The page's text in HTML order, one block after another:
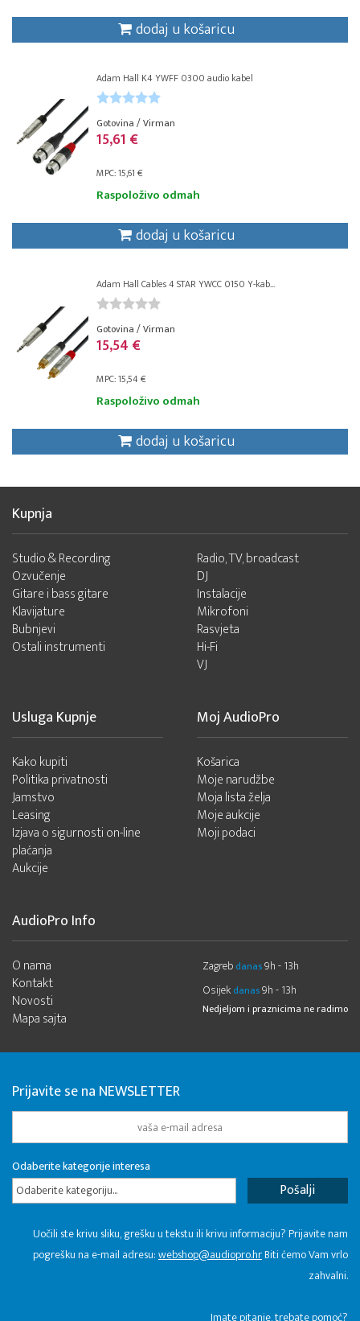
dodaj u košaricu
Adam Hall K4 YWFF 0300 audio kabel
Gotovina / Virman
15,61 €
MPC: 15,61 €
Raspoloživo odmah
dodaj u košaricu
Adam Hall Cables 4 STAR YWCC 0150 Y-kab...
Gotovina / Virman
15,54 €
MPC: 15,54 €
Raspoloživo odmah
dodaj u košaricu
Kupnja
Studio & Recording
Ozvučenje
Gitare i bass gitare
Klavijature
Bubnjevi
Ostali instrumenti
Radio, TV, broadcast
DJ
Instalacije
Mikrofoni
Rasvjeta
Hi-Fi
VJ
Usluga Kupnje
Kako kupiti
Politika privatnosti
Jamstvo
Leasing
Izjava o sigurnosti on-line
plaćanja
Aukcije
Moj AudioPro
Košarica
Moje narudžbe
Moja lista želja
Moje aukcije
Moji podaci
AudioPro Info
O nama
Kontakt
Novosti
Mapa sajta
Zagreb danas9h - 13h
Osijek danas9h - 13h
Nedjeljom i praznicima ne radimo
Prijavite se na NEWSLETTER
Odaberite kategorije interesa
Odaberite kategoriju...
Uočili ste krivu sliku, grešku u tekstu ili krivu informaciju? Prijavite nam
pogrešku na e-mail adresu:webshop@audiopro.hrBiti ćemo Vam vrlo
zahvalni.